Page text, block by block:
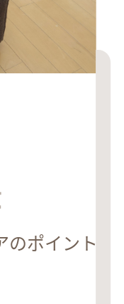
のポイント